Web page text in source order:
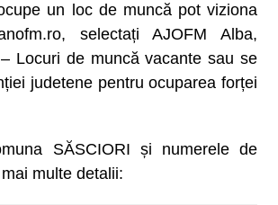
un loc de muncă pot viziona
selectați AJOFM Alba,
Locuri de muncă vacante sau se
judetene pentru ocuparea forței
SĂSCIORI și numerele de
multe detalii: